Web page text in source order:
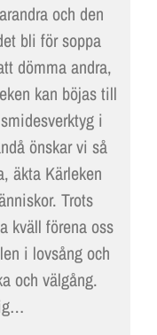
och den
bli för soppa
dömma andra,
kan böjas till
i
önskar vi så
äkta Kärleken
Trots
kväll förena oss
i lovsång och
och välgång.